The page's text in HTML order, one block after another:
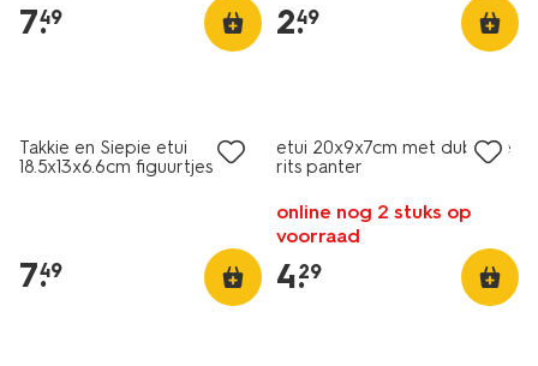
7.
49 2.
49
Takkie en Siepie etui
18.5x13x6.6cm figuurtjes
7.
49
etui 20x9x7cm met dubbele
rits panter
online nog 2 stuks op
voorraad
4.
29